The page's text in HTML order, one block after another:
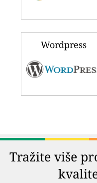
Wordpress
Tražite više